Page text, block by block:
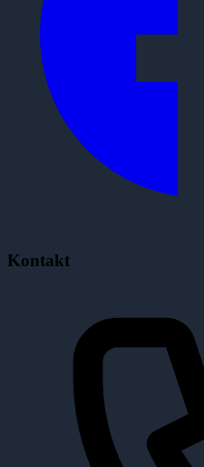
Kontakt